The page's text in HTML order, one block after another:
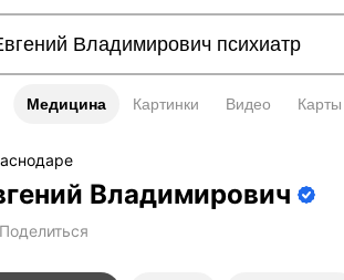
Медицина
Медицина Картинки Видео Карты
Владимирович
в этом блоке
Поделиться